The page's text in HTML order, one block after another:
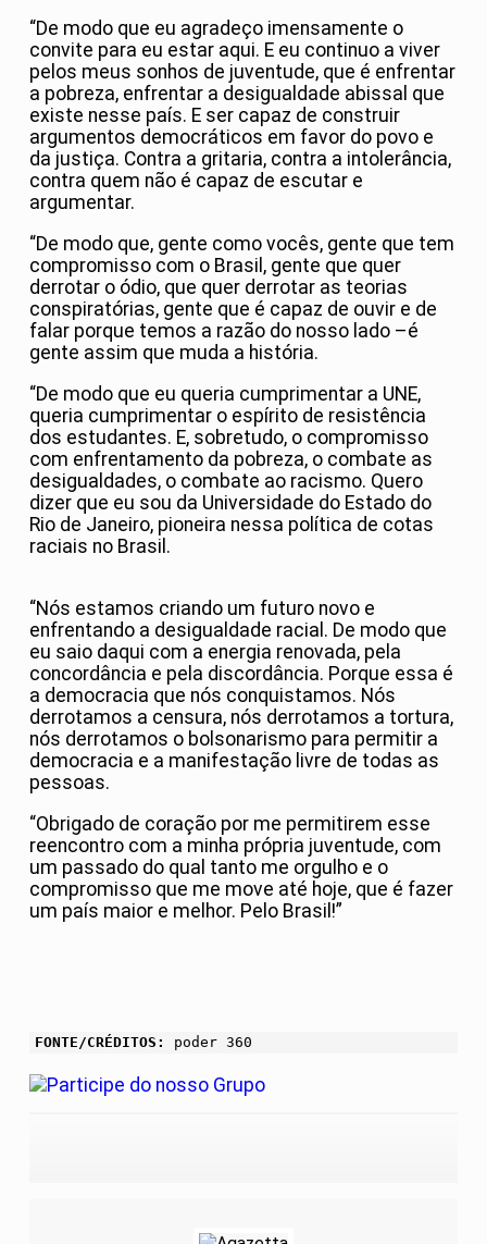
“De modo que eu agradeço imensamente o
convite para eu estar aqui. E eu continuo a viver
pelos meus sonhos de juventude, que é enfrentar
a pobreza, enfrentar a desigualdade abissal que
existe nesse país. E ser capaz de construir
argumentos democráticos em favor do povo e
da justiça. Contra a gritaria, contra a intolerância,
contra quem não é capaz de escutar e
argumentar.
“De modo que, gente como vocês, gente que tem
compromisso com o Brasil, gente que quer
derrotar o ódio, que quer derrotar as teorias
conspiratórias, gente que é capaz de ouvir e de
falar porque temos a razão do nosso lado –é
gente assim que muda a história.
“De modo que eu queria cumprimentar a UNE,
queria cumprimentar o espírito de resistência
dos estudantes. E, sobretudo, o compromisso
com enfrentamento da pobreza, o combate as
desigualdades, o combate ao racismo. Quero
dizer que eu sou da Universidade do Estado do
Rio de Janeiro, pioneira nessa política de cotas
raciais no Brasil.
“Nós estamos criando um futuro novo e
enfrentando a desigualdade racial. De modo que
eu saio daqui com a energia renovada, pela
concordância e pela discordância. Porque essa é
a democracia que nós conquistamos. Nós
derrotamos a censura, nós derrotamos a tortura,
nós derrotamos o bolsonarismo para permitir a
democracia e a manifestação livre de todas as
pessoas.
“Obrigado de coração por me permitirem esse
reencontro com a minha própria juventude, com
um passado do qual tanto me orgulho e o
compromisso que me move até hoje, que é fazer
um país maior e melhor. Pelo Brasil!”
FONTE/CRÉDITOS: poder 360